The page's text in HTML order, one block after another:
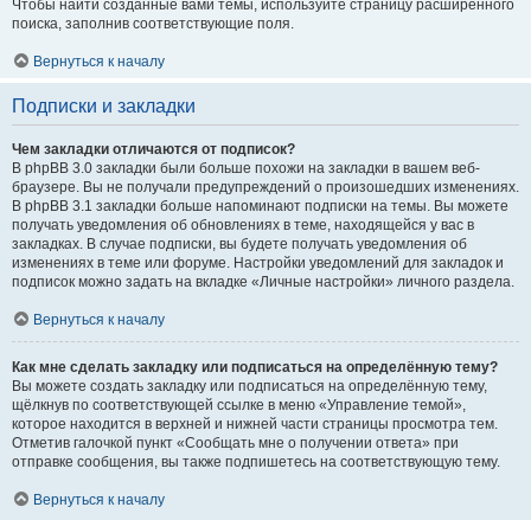
Чтобы найти созданные вами темы, используйте страницу расширенного
поиска, заполнив соответствующие поля.
Вернуться к началу
Подписки и закладки
Чем закладки отличаются от подписок?
В phpBB 3.0 закладки были больше похожи на закладки в вашем веб-
браузере. Вы не получали предупреждений о произошедших изменениях.
В phpBB 3.1 закладки больше напоминают подписки на темы. Вы можете
получать уведомления об обновлениях в теме, находящейся у вас в
закладках. В случае подписки, вы будете получать уведомления об
изменениях в теме или форуме. Настройки уведомлений для закладок и
подписок можно задать на вкладке «Личные настройки» личного раздела.
Вернуться к началу
Как мне сделать закладку или подписаться на определённую тему?
Вы можете создать закладку или подписаться на определённую тему,
щёлкнув по соответствующей ссылке в меню «Управление темой»,
которое находится в верхней и нижней части страницы просмотра тем.
Отметив галочкой пункт «Сообщать мне о получении ответа» при
отправке сообщения, вы также подпишетесь на соответствующую тему.
Вернуться к началу